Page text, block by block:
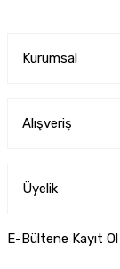
Kurumsal
Alışveriş
Üyelik
E-Bültene Kayıt Ol